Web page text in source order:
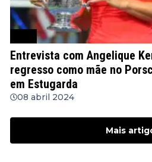
Entrevista com Angelique
regresso como mãe no
em Estugarda
08 abril 2024
Mais